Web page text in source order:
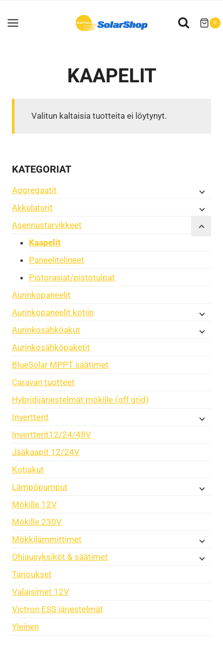
sisältöön
0
KAAPELIT
Valitun kaltaisia tuotteita ei löytynyt.
KATEGORIAT
Aggregaatit
Akkulaturit
Asennustarvikkeet
Kaapelit
Paneelitelineet
Pistorasiat/pistotulpat
Aurinkopaneelit
Aurinkopaneelit kotiin
Aurinkosähköakut
Aurinkosähköpaketit
BlueSolar MPPT säätimet
Caravan tuotteet
Hybridijärjestelmät mökille (off grid)
Invertterit
Invertterit12/24/48V
Jääkaapit 12/24V
Kotiakut
Lämpöpumput
Mökille 12V
Mökille 230V
Mökkilämmittimet
Ohjausyksiköt & säätimet
Tarjoukset
Valaisimet 12V
Victron ESS järjestelmät
Yleinen